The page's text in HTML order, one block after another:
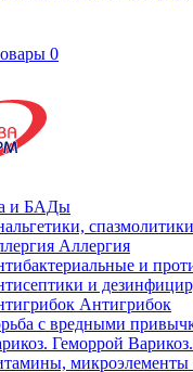
0
и БАДы
Аллергия
Антигрибок